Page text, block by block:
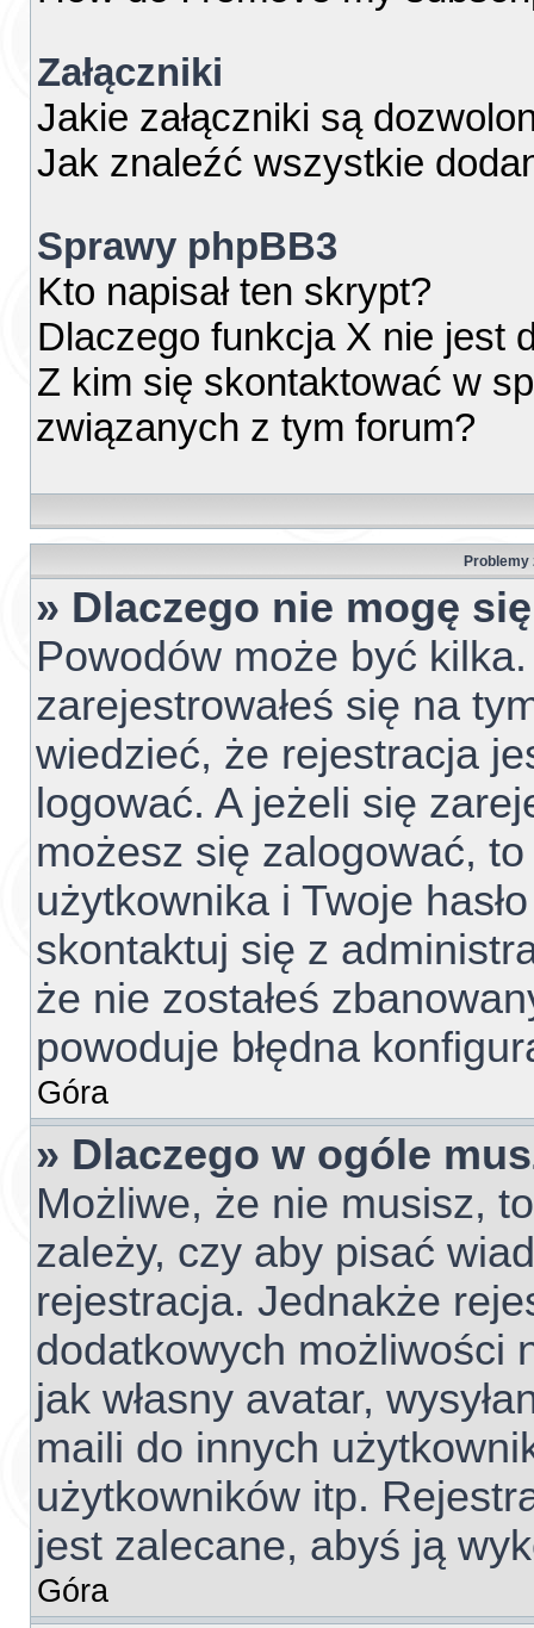
Załączniki
Jakie załączniki są
Jak znaleźć wszystkie
Sprawy phpBB3
Kto napisał ten skrypt?
Dlaczego funkcja X nie jest
Z kim się skontaktować w
związanych z tym forum?
Problemy
» Dlaczego nie mogę
Powodów może być
zarejestrowałeś się na
wiedzieć, że rejestracja
logować. A jeżeli się
możesz się zalogować,
użytkownika i Twoje
skontaktuj się z
że nie zostałeś
powoduje błędna
Góra
» Dlaczego w ogóle
Możliwe, że nie musisz,
zależy, czy aby pisać
rejestracja. Jednakże
dodatkowych możliwości
jak własny avatar,
maili do innych
użytkowników itp.
jest zalecane, abyś ją
Góra